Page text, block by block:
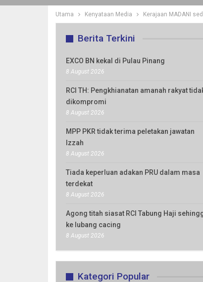
Utama Kenyataan Media Kerajaan MADANI
Berita Terkini
EXCO BN kekal di Pulau Pinang
8 August 2026
RCI TH: Pengkhianatan amanah rakyat
dikompromi
8 August 2026
MPP PKR tidak terima peletakan jawatan
Izzah
8 August 2026
Tiada keperluan adakan PRU dalam masa
terdekat
8 August 2026
Agong titah siasat RCI Tabung Haji
ke lubang cacing
8 August 2026
Kategori Popular